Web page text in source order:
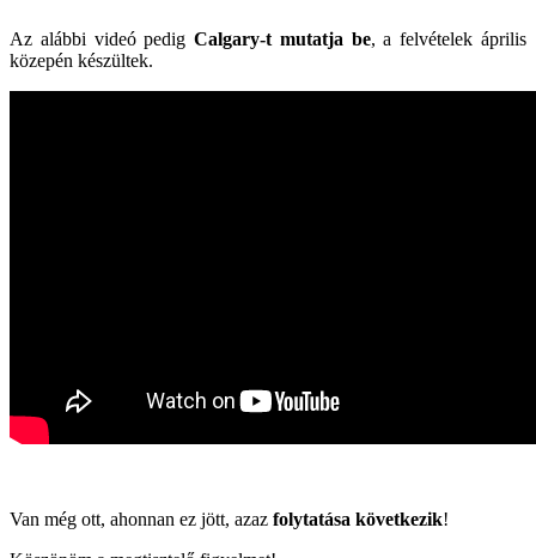
Az alábbi videó pedigCalgary-t mutatja be, a felvételek április
közepén készültek.
Van még ott, ahonnan ez jött, azaz folytatása következik!